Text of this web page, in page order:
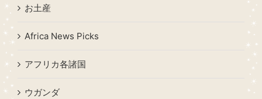
お土産
Africa News Picks
アフリカ各諸国
ウガンダ